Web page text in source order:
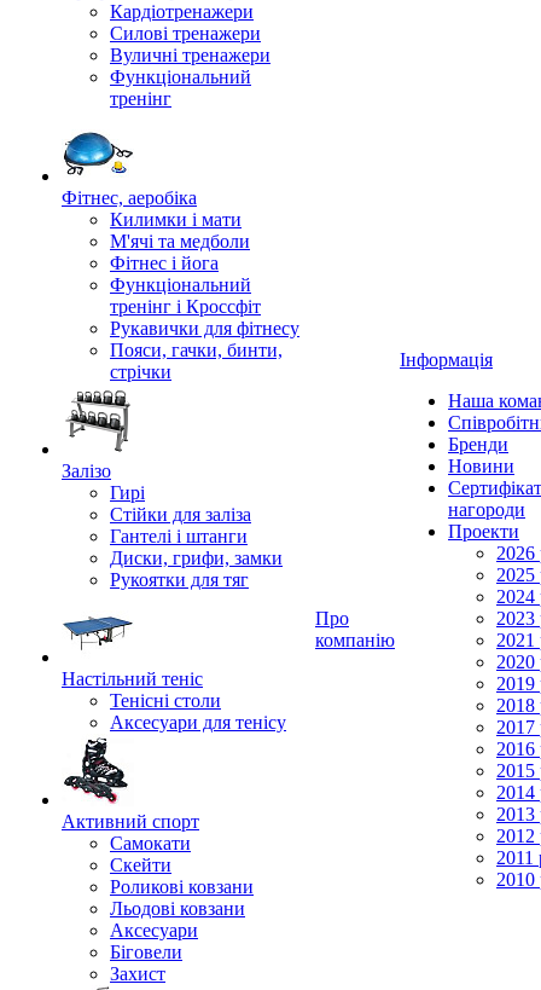
Кардіотренажери
Силові тренажери
Вуличні тренажери
Функціональний
тренінг
Фітнес, аеробіка
Килимки і мати
М'ячі та медболи
Фітнес і йога
Функціональний
тренінг і Кроссфіт
Рукавички для фітнесу
Пояси, гачки, бинти,
стрічки
Залізо
Гирі
Стійки для заліза
Гантелі і штанги
Диски, грифи, замки
Рукоятки для тяг
Настільний теніс
Тенісні столи
Аксесуари для тенісу
Активний спорт
Самокати
Скейти
Роликові ковзани
Льодові ковзани
Аксесуари
Біговели
Захист
Про
компанію
Інформація
Наша
Бренди
Новини
нагороди
Проекти
2026
2025
2024
2023
2021
2020
2019
2018
2017
2016
2015
2014
2013
2012
2011
2010